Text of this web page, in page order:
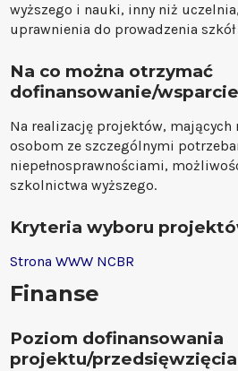
wyższego i nauki, inny niż
uprawnienia do prowadzenia
Na co można otrzymać
dofinansowanie/
Na realizację projektów, mających
osobom ze szczególnymi
niepełnosprawnościami,
szkolnictwa wyższego.
Kryteria wyboru
Strona WWW NCBR
Finanse
Poziom dofinansowania
projektu/przedsięwzięcia